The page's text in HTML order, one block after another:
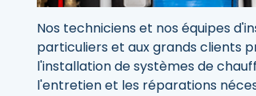
Nos techniciens et nos équipes
particuliers et aux grands clients
l'installation de systèmes de
l'entretien et les réparations